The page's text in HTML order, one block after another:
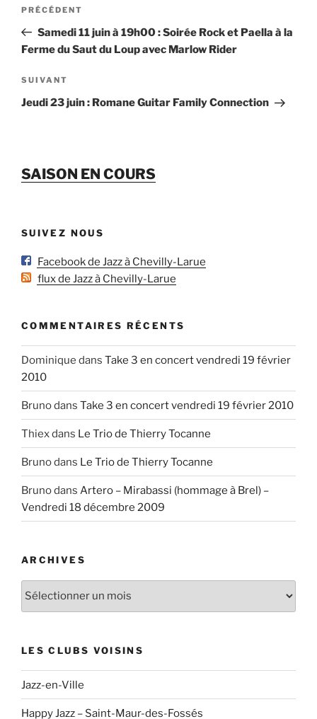
l’article
Article
précédent
PRÉCÉDENT
Samedi 11 juin à 19h00 : Soirée Rock et Paella à la
Ferme du Saut du Loup avec Marlow Rider
Article
suivant
SUIVANT
Jeudi 23 juin : Romane Guitar Family Connection
SAISON EN COURS
SUIVEZ NOUS
Facebook de Jazz à Chevilly-Larue
flux de Jazz à Chevilly-Larue
COMMENTAIRES RÉCENTS
Dominique dans Take 3 en concert vendredi 19 février
2010
Brunodans Take 3 en concert vendredi 19 février 2010
Thiexdans Le Trio de Thierry Tocanne
Brunodans Le Trio de Thierry Tocanne
Brunodans Artero – Mirabassi (hommage à Brel) –
Vendredi 18 décembre 2009
ARCHIVES
Archives
LES CLUBS VOISINS
Jazz-en-Ville
Happy Jazz – Saint-Maur-des-Fossés